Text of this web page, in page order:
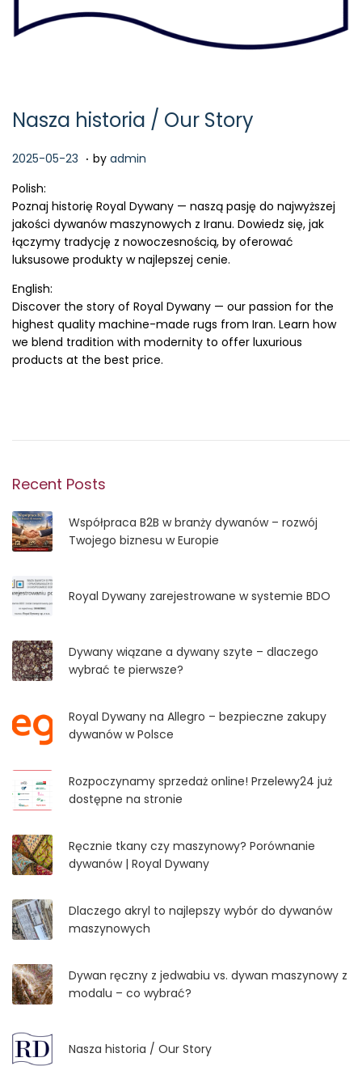
Nasza historia / Our Story
P
s
t
e
d
o
n
2025-05-23 2
6
-
0
4
4
. by admin
Polish:
Poznaj historię Royal Dywany — naszą pasję do najwyższej
jakości dywanów maszynowych z Iranu. Dowiedz się, jak
łączymy tradycję z nowoczesnością, by oferować
luksusowe produkty w najlepszej cenie.
English:
Discover the story of Royal Dywany — our passion for the
highest quality machine-made rugs from Iran. Learn how
we blend tradition with modernity to offer luxurious
products at the best price.
Recent Posts
Współpraca B2B w branży dywanów – rozwój
Twojego biznesu w Europie
Royal Dywany zarejestrowane w systemie BDO
Dywany wiązane a dywany szyte – dlaczego
wybrać te pierwsze?
Royal Dywany na Allegro – bezpieczne zakupy
dywanów w Polsce
Rozpoczynamy sprzedaż online! Przelewy24 już
dostępne na stronie
Ręcznie tkany czy maszynowy? Porównanie
dywanów | Royal Dywany
Dlaczego akryl to najlepszy wybór do dywanów
maszynowych
Dywan ręczny z jedwabiu vs. dywan maszynowy z
modalu – co wybrać?
Nasza historia / Our Story